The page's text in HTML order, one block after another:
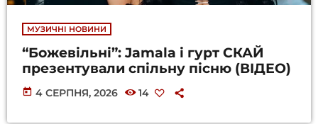
МУЗИЧНІ НОВИНИ
“Божевільні”: Jamala і гурт СКАЙ
презентували спільну пісню (ВІДЕО)
today 4 СЕРПНЯ, 2026 14